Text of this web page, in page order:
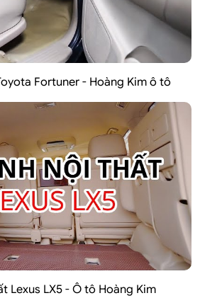
Fortuner - Hoàng Kim ô tô
Lexus LX5 - Ô tô Hoàng Kim